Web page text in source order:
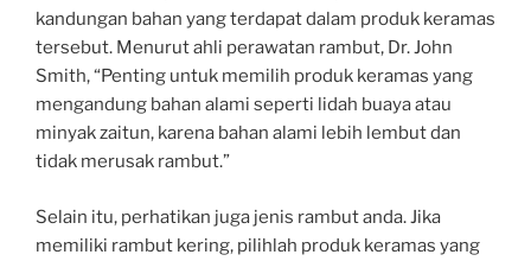
kandungan bahan yang terdapat dalam produk keramas
tersebut. Menurut ahli perawatan rambut, Dr. John
Smith, “Penting untuk memilih produk keramas yang
mengandung bahan alami seperti lidah buaya atau
minyak zaitun, karena bahan alami lebih lembut dan
tidak merusak rambut.”
Selain itu, perhatikan juga jenis rambut anda. Jika
memiliki rambut kering, pilihlah produk keramas yang